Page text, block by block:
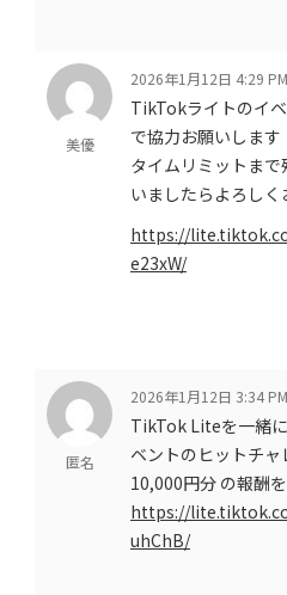
美優
2026年1月12日 4:29 PM
TikTokライトのイ
で協力お願いします
タイムリミットま
いましたらよろし
https://
e23xW/
匿名
2026年1月12日 3:34 PM
TikTok Liteを一緒
ベントのヒットチ
10,000円分 の報酬を
https://
uhChB/